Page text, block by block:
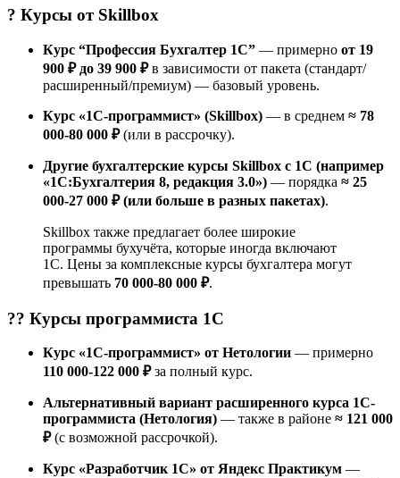
? Курсы от Skillbox
Курс “Профессия Бухгалтер 1С” — примерно от 19
900 ₽ до 39 900 ₽в зависимости от пакета (стандарт/
расширенный/премиум) — базовый уровень.
Курс «1С-программист» (Skillbox) — в среднем ≈ 78
000-80 000 ₽(или в рассрочку).
Другие бухгалтерские курсы Skillbox с 1С (например
«1С:Бухгалтерия 8, редакция 3.0») — порядка ≈ 25
000-27 000 ₽ (или больше в разных пакетах).
Skillbox также предлагает более широкие
программы бухучёта, которые иногда включают
1С. Цены за комплексные курсы бухгалтера могут
превышать 70 000-80 000 ₽.
?‍? Курсы программиста 1С
Курс «1С-программист» от Нетологии — примерно
110 000-122 000 ₽за полный курс.
Альтернативный вариант расширенного курса 1С-
программиста (Нетология) — также в районе ≈ 121 000
₽(с возможной рассрочкой).
Курс «Разработчик 1C» от Яндекс Практикум —